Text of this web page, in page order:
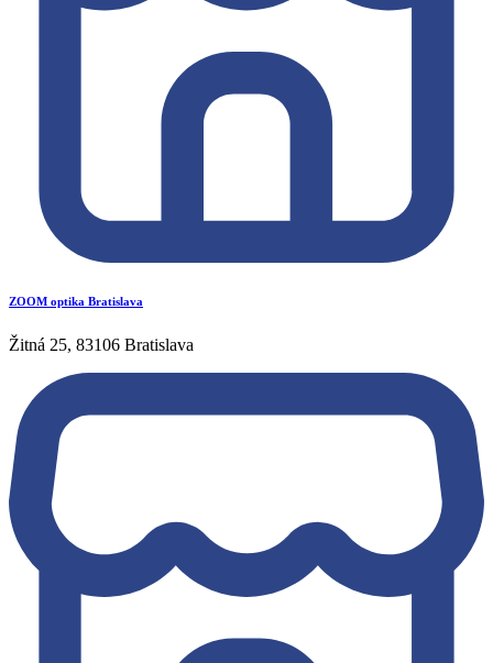
ZOOM optika Bratislava
Žitná 25, 83106 Bratislava